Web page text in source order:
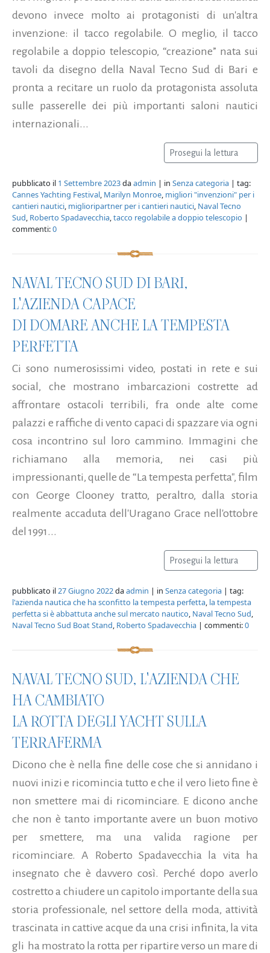
devono invece molto ai protagonisti di un'altra
invenzione: il tacco regolabile. O meglio, il tacco
regolabile a doppio telescopio, “creazione” nata sui
tavoli da disegno della Naval Tecno Sud di Bari e
pronta a recitare un ruolo da protagonista assoluta
sulle passerelle dei più importanti saloni nautici
internazionali...
Prosegui la lettura
pubblicato il 1 Settembre 2023daadmin | in Senza categoria | tag:
Cannes Yachting Festival, Marilyn Monroe, migliori "invenzioni" per i
cantieri nautici, miglioripartner per i cantieri nautici, Naval Tecno
Sud, Roberto Spadavecchia,tacco regolabile a doppio telescopio |
commenti:0
NAVAL TECNO SUD DI BARI,
L'AZIENDA CAPACE
DI DOMARE ANCHE LA TEMPESTA
PERFETTA
Ci sono numerosissimi video, postati in rete e sui
social, che mostrano imbarcazioni costrette ad
affrontare ostacoli terribili, fra onde alte come
palazzi e raffiche di vento capaci di spazzare via ogni
cosa incontrino sul loro cammino. Immagini che
richiamano alla memoria, nei casi più
impressionanti, quelle de “La tempesta perfetta", film
con George Clooney tratto, peraltro, dalla storia
realmente accaduta dell'Uragano Grace nell'ottobre
del 1991...
Prosegui la lettura
pubblicato il27 Giugno 2022daadmin | in Senza categoria | tag:
l'azienda nautica che ha sconfitto la tempesta perfetta, la tempesta
perfetta si è abbattuta anche sul mercato nautico, Naval Tecno Sud,
Naval Tecno Sud Boat Stand, Roberto Spadavecchia | commenti:0
NAVAL TECNO SUD, L'AZIENDA CHE
HA CAMBIATO
LA ROTTA DEGLI YACHT SULLA
TERRAFERMA
Dicono che è nella fine delle cose che si annidano i
nuovi inizi e ricomincia tutto e che il vero lieto fine è
non smettere mai di ricominciare. E dicono anche
che non è tanto importante avere un buon motivo
per smettere, ma una valida ragione per
ricominciare. A Roberto Spadavecchia la vita ha
insegnato che è davvero così. Perché dopo averlo
costretto a chiudere un capitolo importante della sua
storia professionale, nel settore della moda, attività
trascinata in cattive acque da una crisi infinita, la vita
gli ha mostrato la rotta per ripartire verso un mare di